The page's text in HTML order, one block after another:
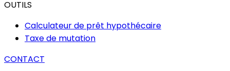
OUTILS
Calculateur de prêt hypothécaire
Taxe de mutation
CONTACT